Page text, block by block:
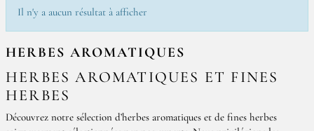
Il n'y a aucun résultat à afficher
HERBES AROMATIQUES
HERBES AROMATIQUES ET FINES
HERBES
Découvrez notre sélection d’herbes aromatiques et de fines herbes